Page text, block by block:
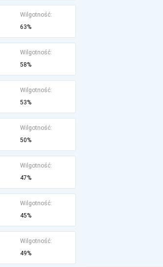
Wilgotność:
63%
Wilgotność:
58%
Wilgotność:
53%
Wilgotność:
50%
Wilgotność:
47%
Wilgotność:
45%
Wilgotność:
49%